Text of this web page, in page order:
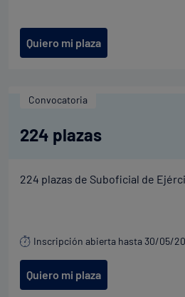
Quiero mi plaza
Convocatoria
224 plazas
224 plazas de Suboficial de
Inscripción abierta hasta 30/05/
Quiero mi plaza